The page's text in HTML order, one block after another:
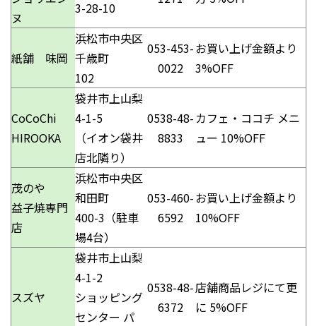
ヌ
3-28-10
紙舗 味岡
浜松市中央区
千歳町
102
053-453-
0022
お買い上げ金額より
3%OFF
CoCoChi
HIROOKA
袋井市上山梨
4-1-5
（イオン袋井
店北隣り）
0538-48-
8833
カフェ・ココチ メニ
ュー 10%OFF
茂のや
益子焼専門
店
浜松市中央区
和田町
400-3（駐車
場4台）
053-460-
6592
お買い上げ金額より
10%OFF
スズヤ
袋井市上山梨
4-1-2
ショッピング
センター パ
0538-48-
6372
店舗商品レジにて更
に 5%OFF